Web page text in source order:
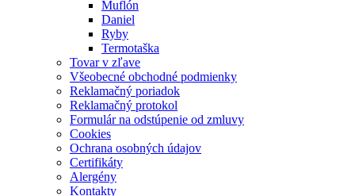
Muflón
Daniel
Ryby
Termotaška
Tovar v zľave
Všeobecné obchodné podmienky
Reklamačný poriadok
Reklamačný protokol
Formulár na odstúpenie od zmluvy
Cookies
Ochrana osobných údajov
Certifikáty
Alergény
Kontakty